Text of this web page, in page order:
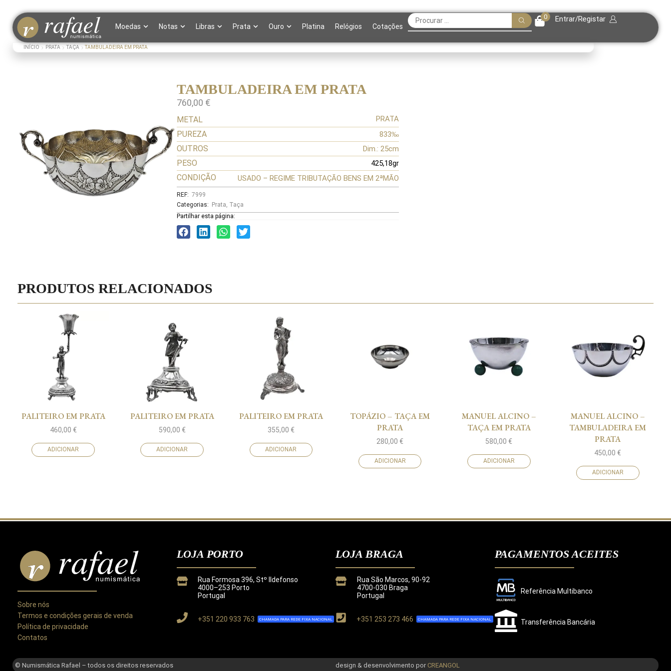
Moedas Notas Libras Prata Ouro Platina Relógios Cotações
0 Entrar/Registar
INÍCIO PRATA TAÇA TAMBULADEIRA EM PRATA
TAMBULADEIRA EM PRATA
760,00 €
METAL PRATA
PUREZA 833‰
OUTROS Dim.: 25cm
PESO 425,18gr
CONDIÇÃO USADO – REGIME TRIBUTAÇÃO BENS EM 2ªMÃO
REF: 7999
Categorias:
Prata, Taça
Partilhar esta página:
PRODUTOS RELACIONADOS
PALITEIRO EM PRATA
460,00 €
ADICIONAR
PALITEIRO EM PRATA
590,00 €
ADICIONAR
PALITEIRO EM PRATA
355,00 €
ADICIONAR
TOPÁZIO – TAÇA EM
PRATA
280,00€
ADICIONAR
MANUEL ALCINO –
TAÇA EM PRATA
580,00€
ADICIONAR
MANUEL ALCINO –
TAMBULADEIRA EM
PRATA
450,00€
ADICIONAR
Este site utiliza cookies para melhorar a sua experiência.
Sobre nós
Termos e condições gerais de venda
Política de privacidade
Contatos
LOJA PORTO
Rua Formosa 396, Stº Ildefonso
4000–253 Porto
Portugal
+351 220 933 763 CHAMADA PARA REDE FIXA NACIONAL
LOJA BRAGA
Rua São Marcos, 90-92
4700-030 Braga
Portugal
+351 253 273 466 CHAMADA PARA REDE FIXA NACIONAL
PAGAMENTOS ACEITES
Referência Multibanco
Transferência Bancária
© Numismática Rafael – todos os direitos reservados design & desenvolvimento por CREANGOL